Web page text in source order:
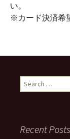
い。
※カード決済希
e
h
Recent Posts